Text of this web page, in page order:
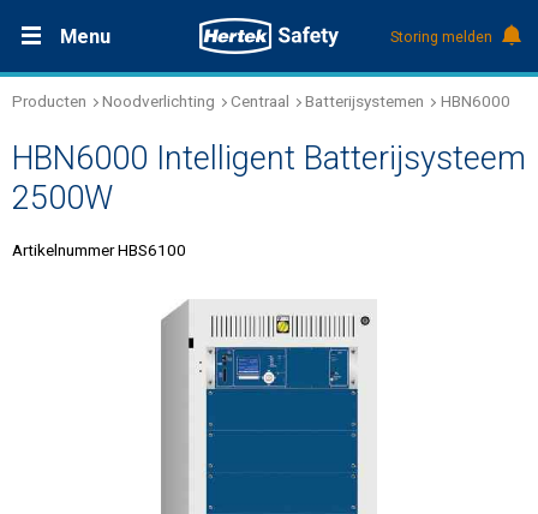
Menu
Oplossingen
Producten
Service & Onderhoud
Storing melden
Productdocumentatie (DMS)
+31 (0)495 584111
Producten Noodverlichting Centraal Batterijsystemen HBN6000
HBN6000 Intelligent Batterijsysteem
2500W
Artikelnummer HBS6100